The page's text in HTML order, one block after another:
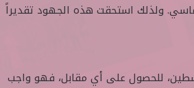
ولذلك استحقت هذه الجهود تقديراً
للحصول على أي مقابل، فهو واجب